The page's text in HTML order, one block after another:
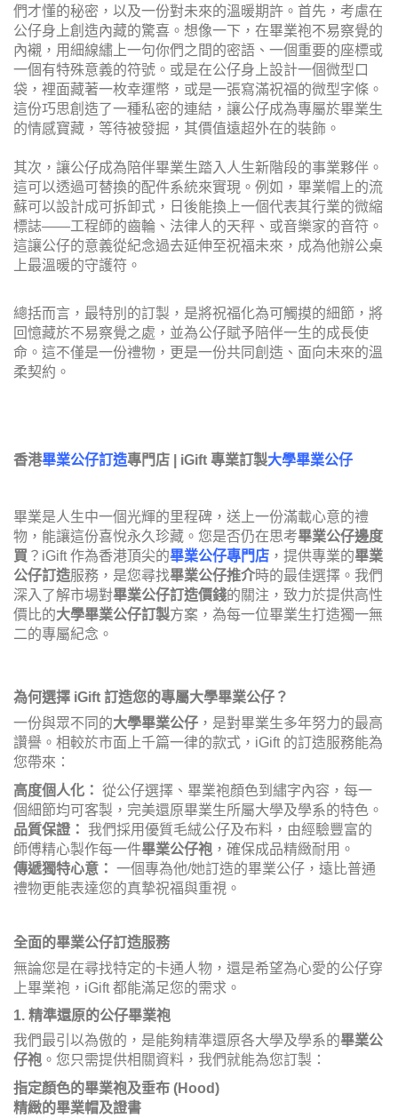
們才懂的秘密，以及一份對未來的溫暖期許。首先，考慮在
公仔身上創造內藏的驚喜。想像一下，在畢業袍不易察覺的
內襯，用細線繡上一句你們之間的密語、一個重要的座標或
一個有特殊意義的符號。或是在公仔身上設計一個微型口
袋，裡面藏著一枚幸運幣，或是一張寫滿祝福的微型字條。
這份巧思創造了一種私密的連結，讓公仔成為專屬於畢業生
的情感寶藏，等待被發掘，其價值遠超外在的裝飾。
其次，讓公仔成為陪伴畢業生踏入人生新階段的事業夥伴。
這可以透過可替換的配件系統來實現。例如，畢業帽上的流
蘇可以設計成可拆卸式，日後能換上一個代表其行業的微縮
標誌——工程師的齒輪、法律人的天秤、或音樂家的音符。
這讓公仔的意義從紀念過去延伸至祝福未來，成為他辦公桌
上最溫暖的守護符。
總括而言，最特別的訂製，是將祝福化為可觸摸的細節，將
回憶藏於不易察覺之處，並為公仔賦予陪伴一生的成長使
命。這不僅是一份禮物，更是一份共同創造、面向未來的溫
柔契約。
香港畢業公仔訂造專門店 | iGift 專業訂製大學畢業公仔
畢業是人生中一個光輝的里程碑，送上一份滿載心意的禮
物，能讓這份喜悅永久珍藏。您是否仍在思考畢業公仔邊度
買 ？iGift 作為香港頂尖的畢業公仔專門店 ，提供專業的畢業
公仔訂造服務，是您尋找畢業公仔推介時的最佳選擇。我們
深入了解市場對畢業公仔訂造價錢的關注，致力於提供高性
價比的大學畢業公仔訂製方案，為每一位畢業生打造獨一無
二的專屬紀念。
為何選擇 iGift 訂造您的專屬大學畢業公仔？
一份與眾不同的大學畢業公仔 ，是對畢業生多年努力的最高
讚譽。相較於市面上千篇一律的款式，iGift 的訂造服務能為
您帶來：
高度個人化： 從公仔選擇、畢業袍顏色到繡字內容，每一
個細節均可客製，完美還原畢業生所屬大學及學系的特色。
品質保證： 我們採用優質毛絨公仔及布料，由經驗豐富的
師傅精心製作每一件畢業公仔袍 ，確保成品精緻耐用。
傳遞獨特心意： 一個專為他/她訂造的畢業公仔，遠比普通
禮物更能表達您的真摯祝福與重視。
全面的畢業公仔訂造服務
無論您是在尋找特定的卡通人物，還是希望為心愛的公仔穿
上畢業袍，iGift 都能滿足您的需求。
1. 精準還原的公仔畢業袍
我們最引以為傲的，是能夠精準還原各大學及學系的畢業公
仔袍 。您只需提供相關資料，我們就能為您訂製：
指定顏色的畢業袍及垂布 (Hood)
精緻的畢業帽及證書